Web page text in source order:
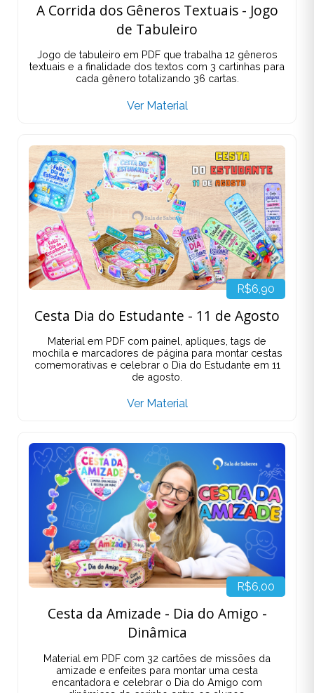
A Corrida dos Gêneros Textuais - Jogo
de Tabuleiro
Jogo de tabuleiro em PDF que trabalha 12 gêneros
textuais e a finalidade dos textos com 3 cartinhas para
cada gênero totalizando 36 cartas.
Ver Material
R$6,90
Cesta Dia do Estudante - 11 de Agosto
Material em PDF com painel, apliques, tags de
mochila e marcadores de página para montar cestas
comemorativas e celebrar o Dia do Estudante em 11
de agosto.
Ver Material
R$6,00
Cesta da Amizade - Dia do Amigo -
Dinâmica
Material em PDF com 32 cartões de missões da
amizade e enfeites para montar uma cesta
encantadora e celebrar o Dia do Amigo com